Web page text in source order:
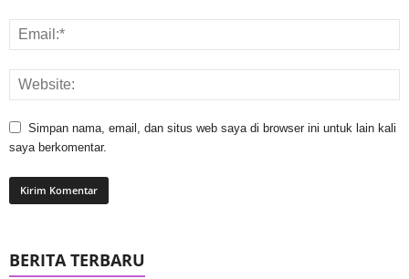
Simpan nama, email, dan situs web saya di browser ini untuk lain kali
saya berkomentar.
BERITA TERBARU